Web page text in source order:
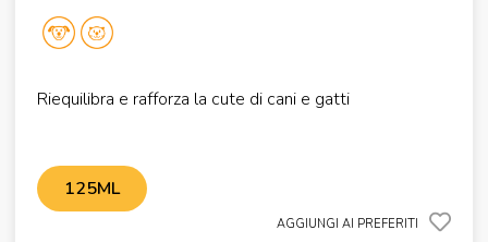
Riequilibra e rafforza la cute di cani e gatti
125ML
AGGIUNGI AI PREFERITI